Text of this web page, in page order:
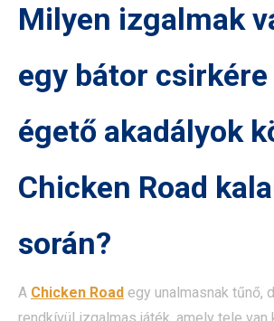
Milyen izgalmak
egy bátor csirkére
égető akadályok
Chicken Road
során?
A Chicken Road egy unalmasnak tűnő,